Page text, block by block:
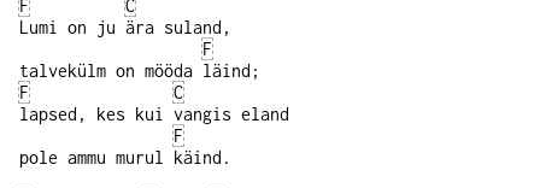
F
C
Lumi on ju ära suland,
F
talvekülm on mööda läind;
F
C
lapsed, kes kui vangis eland
F
pole ammu murul käind.